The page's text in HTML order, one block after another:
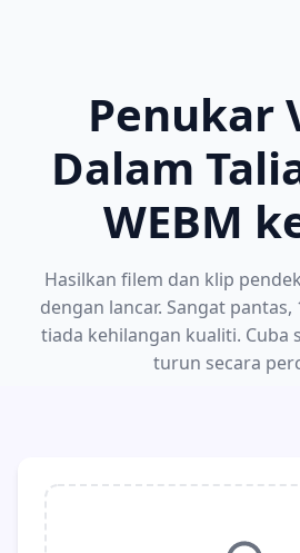
Penukar
Dalam
WEBM
Hasilkan filem dan klip
dengan lancar. Sangat pantas,
tiada kehilangan kualiti. Cuba
turun secara